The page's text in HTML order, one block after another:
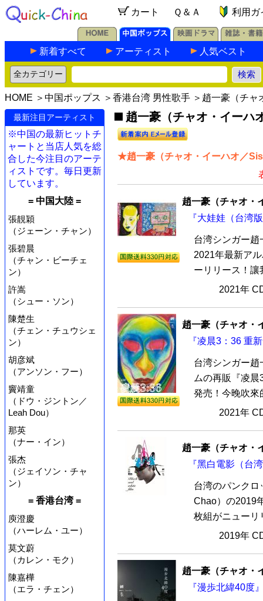
カート Ｑ＆Ａ 利用ガ
新着すべて アーティスト 人気ベスト
HOME ＞ 中国ポップス ＞ 香港台湾 男性歌手 ＞趙一豪（チ
最新注目アーティスト
※中国の最新ヒットチ
ャートと当店人気を総
合した今注目のアーテ
ィストです。毎日更新
しています。
= 中国大陸 =
張靚穎
（ジェーン・チャン）
張碧晨
（チャン・ビーチェ
ン）
許嵩
（シュー・ソン）
陳楚生
（チェン・チュウシェ
ン）
胡彦斌
（アンソン・フー）
竇靖童
（ドウ・ジントン／
Leah Dou）
那英
（ナー・イン）
張杰
（ジェイソン・チャ
ン）
= 香港台湾 =
庾澄慶
（ハーレム・ユー）
莫文蔚
（カレン・モク）
陳嘉樺
（エラ・チェン）
趙一豪（チャオ・イーハ
★趙一豪（チャオ・イーハオ／
趙一豪（チャオ・
『大娃娃（台湾
台湾シンガー
2021年最新ア
ーリリース！讓
2021年
趙一豪（チャオ・
『凌晨3：36 重
台湾シンガー
ムの再販『凌
発売！今晚吹
2021年
趙一豪（チャオ・
『黑白電影（台
台湾のパンク
Chao）の2019
枚組がニューリ
2019年
趙一豪（チャオ・
『漫歩北緯40度